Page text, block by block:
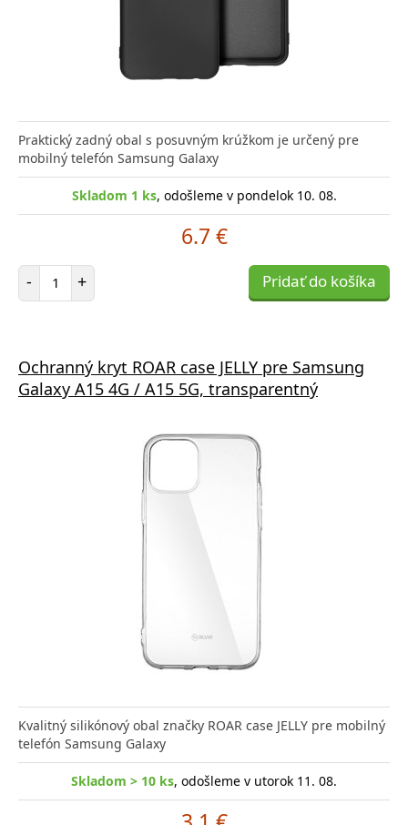
Praktický zadný obal s posuvným krúžkom je určený pre
mobilný telefón Samsung Galaxy
Skladom 1 ks, odošleme v pondelok 10. 08.
6.7 €
- Počet položiek
+ Pridať do košíka
Ochranný kryt ROAR case JELLY pre Samsung
Galaxy A15 4G / A15 5G, transparentný
Kvalitný silikónový obal značky ROAR case JELLY pre mobilný
telefón Samsung Galaxy
Skladom > 10 ks, odošleme v utorok 11. 08.